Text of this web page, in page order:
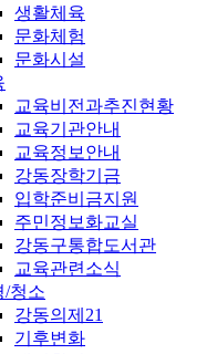
생활체육
문화체험
문화시설
교육비전과추진현황
교육기관안내
교육정보안내
강동장학기금
입학준비금지원
주민정보화교실
강동구통합도서관
교육관련소식
/청소
강동의제21
기후변화